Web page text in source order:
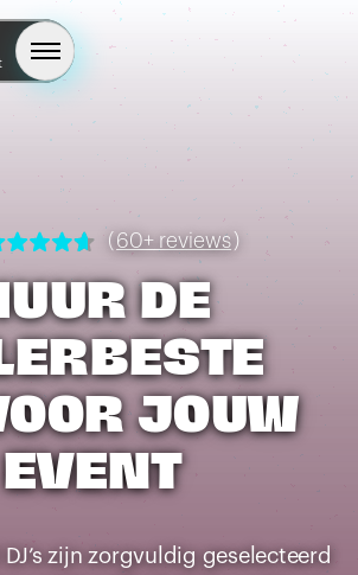
( 60+ reviews )
DE
JOUW
EVENT
DJ’s zijn zorgvuldig geselecteerd